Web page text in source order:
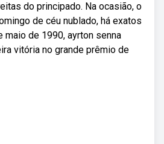
do principado. Na ocasião, o
de céu nublado, há exatos
maio de 1990, ayrton senna
vitória no grande prêmio de